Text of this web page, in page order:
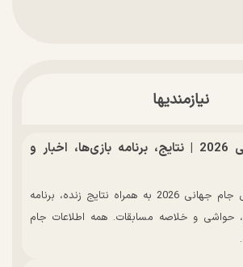
نیازمندیها
جدول جام جهانی 2026 | نتایج، برنامه بازی‌ها، اخبار و
مشاهده جدول کامل جام جهانی 2026 به همراه نتایج زنده، برنامه
حواشی و خلاصه مسابقات. همه اطلاعات جام